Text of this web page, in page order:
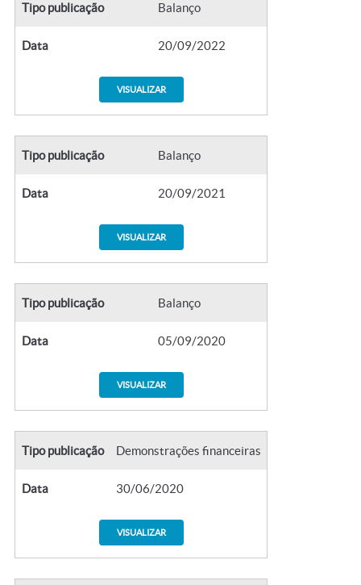
Tipo publicação Balanço
Data 20/09/2022
VISUALIZAR
Tipo publicação Balanço
Data 20/09/2021
VISUALIZAR
Tipo publicação Balanço
Data 05/09/2020
VISUALIZAR
Tipo publicação Demonstrações financeiras
Data 30/06/2020
VISUALIZAR